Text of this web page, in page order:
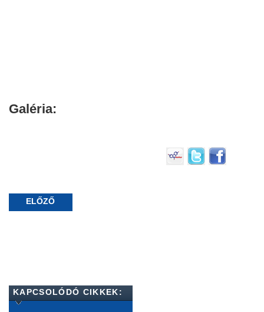
Galéria:
ELŐZŐ
KAPCSOLÓDÓ CIKKEK: